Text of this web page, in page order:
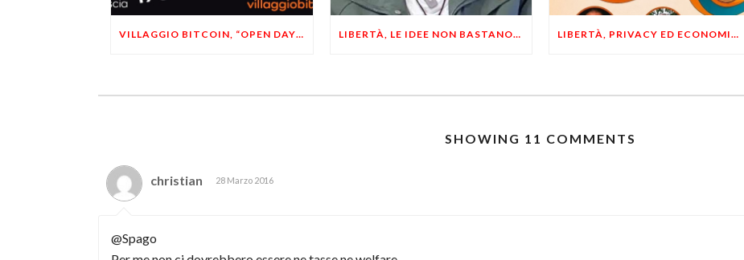
VILLAGGIO BITCOIN, “OPEN DAY 5”: LEONARDO FACCO OSPITE A BRESCIA LIBERTÀ, LE IDEE NON BASTANO! SERVONO ESEMPI E UN PO’ DI COERENZA LIBERTÀ, PRIVACY ED ECONOMIA DEL BUON SENSO: FACCO E MUSUMECI A CASALECCHIO DI RENO (BO)
SHOWING 11 COMMENTS
christian 28 Marzo 2016
@Spago